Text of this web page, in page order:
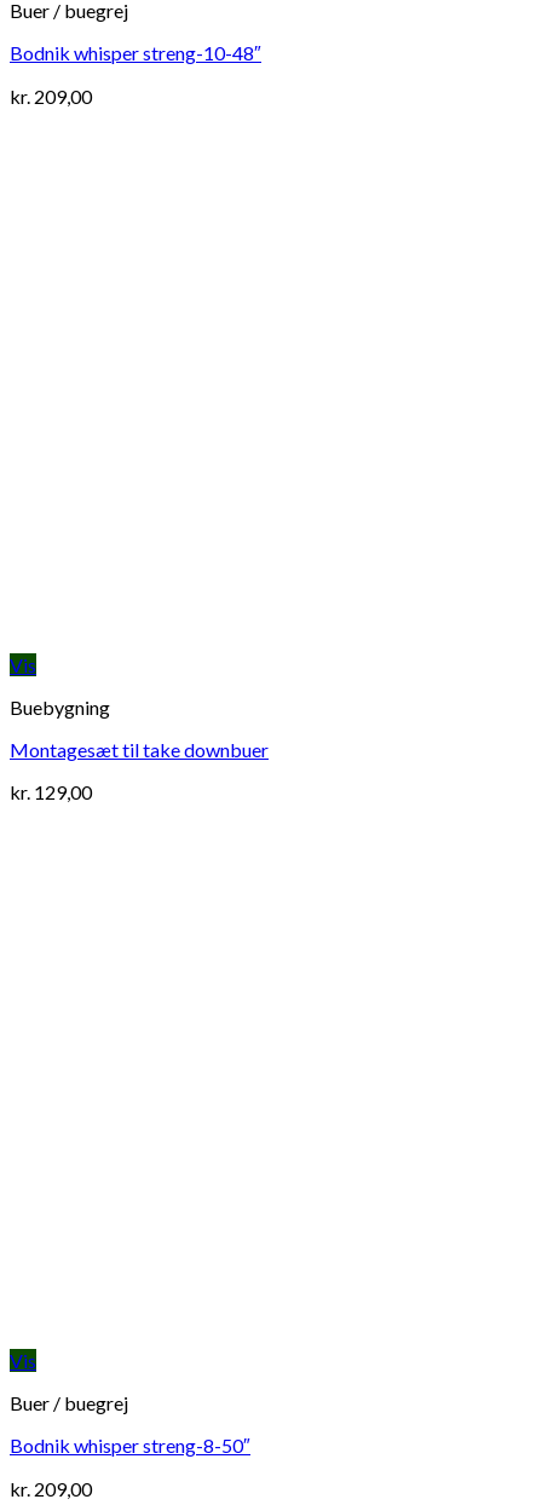
Buer / buegrej
Bodnik whisper streng-10-48″
kr. 209,00
Vis
Buebygning
Montagesæt til take downbuer
kr. 129,00
Vis
Buer / buegrej
Bodnik whisper streng-8-50″
kr. 209,00